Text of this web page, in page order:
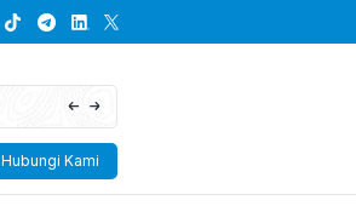
Lowongan Kerja PT Kayaba Indonesia
Hubungi Kami